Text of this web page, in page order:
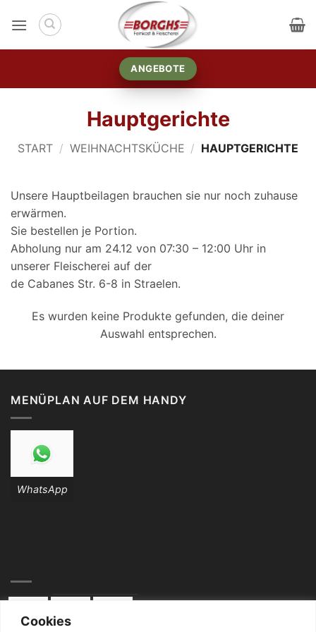
Cookies
Inhalt
ANGEBOTE
Hauptgerichte
START / WEIHNACHTSKÜCHE / HAUPTGERICHTE
Unsere Hauptbeilagen brauchen sie nur noch zuhause
erwärmen.
Sie bestellen je Portion.
Abholung nur am 24.12 von 07:30 – 12:00 Uhr in
unserer Fleischerei auf der
de Cabanes Str. 6-8 in Straelen.
Es wurden keine Produkte gefunden, die deiner
Auswahl entsprechen.
MENÜPLAN AUF DEM HANDY
WhatsApp